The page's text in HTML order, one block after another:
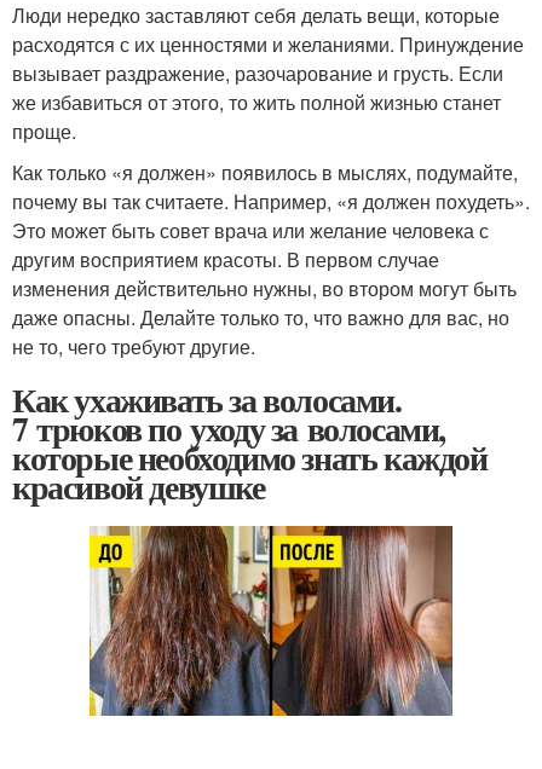
Люди нередко заставляют себя делать вещи, которые
расходятся с их ценностями и желаниями. Принуждение
вызывает раздражение, разочарование и грусть. Если
же избавиться от этого, то жить полной жизнью станет
проще.
Как только «я должен» появилось в мыслях, подумайте,
почему вы так считаете. Например, «я должен похудеть».
Это может быть совет врача или желание человека с
другим восприятием красоты. В первом случае
изменения действительно нужны, во втором могут быть
даже опасны. Делайте только то, что важно для вас, но
не то, чего требуют другие.
Как ухаживать за волосами.
7 трюков по уходу за волосами,
которые необходимо знать каждой
красивой девушке